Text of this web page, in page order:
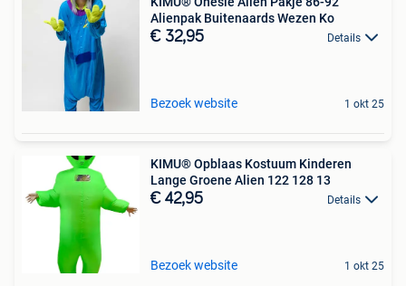
Alienpak Buitenaards Wezen Ko
€ 32,95 Details
Bezoek website 1 okt 25
KIMU® Opblaas Kostuum Kinderen
Lange Groene Alien 122 128 13
€ 42,95 Details
Bezoek website 1 okt 25